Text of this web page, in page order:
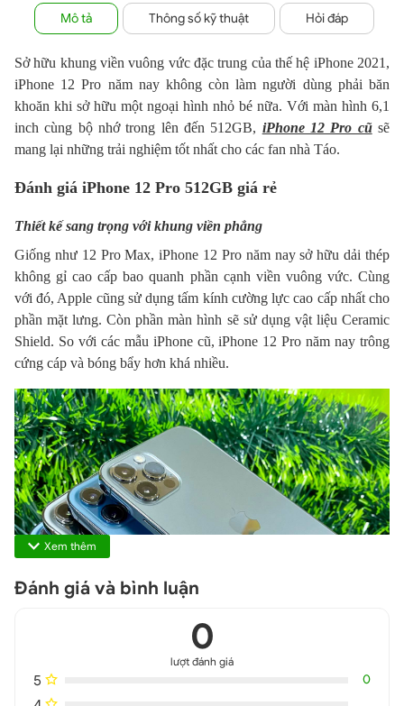
Mô tả Thông số kỹ thuật Hỏi đáp
Sở hữu khung viền vuông vức đặc trung của thế hệ iPhone 2021,
iPhone 12 Pro năm nay không còn làm người dùng phải băn
khoăn khi sở hữu một ngoại hình nhỏ bé nữa. Với màn hình 6,1
inch cùng bộ nhớ trong lên đến 512GB, iPhone 12 Pro cũsẽ
mang lại những trải nghiệm tốt nhất cho các fan nhà Táo.
Đánh giá iPhone 12 Pro 512GB giá rẻ
Thiết kế sang trọng với khung viền phẳng
Giống như 12 Pro Max, iPhone 12 Pro năm nay sở hữu dải thép
không gỉ cao cấp bao quanh phần cạnh viền vuông vức. Cùng
với đó, Apple cũng sử dụng tấm kính cường lực cao cấp nhất cho
phần mặt lưng. Còn phần màn hình sẽ sử dụng vật liệu Ceramic
Shield. So với các mẫu iPhone cũ, iPhone 12 Pro năm nay trông
cứng cáp và bóng bẩy hơn khá nhiều.
Xem thêm
Đánh giá và bình luận
0
lượt đánh giá
5 0